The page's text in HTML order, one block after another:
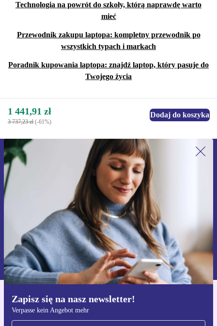
Technologia na powrót do szkoły, którą naprawdę warto
mieć
Przewodnik zakupu laptopa: kompletny przewodnik po
wszystkich typach i markach
Poradnik kupowania laptopa: znajdź laptop, który pasuje do
Twojego życia
1 441,91 zł
3 737,23 zł (-61%)
Dodaj do koszyka
Zapisz się na nasz newsletter!
Verpasse kein Angebot mehr
Zapisz się na nasz newsletter!
Nie przegap żadnej oferty.
Zarejestruj się
Informacje na temat używania danych osobowych znajdują się w
naszej
Polityce prywatności
Pobierz aplikację refurbed
Dla iOS i Android